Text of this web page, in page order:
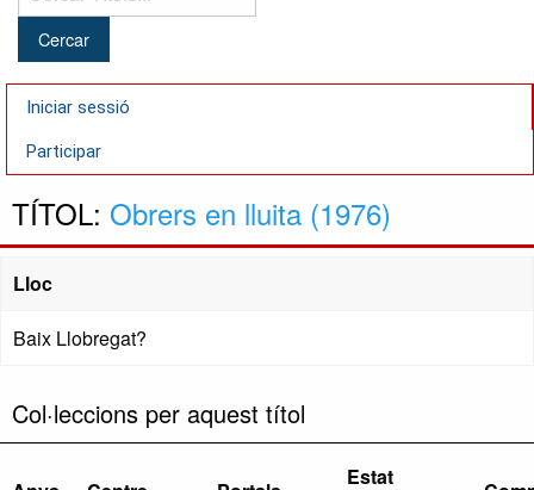
Títols...
Iniciar sessió
Participar
TÍTOL: Obrers en lluita (1976)
Lloc
Baix Llobregat?
Col·leccions per aquest títol
Estat